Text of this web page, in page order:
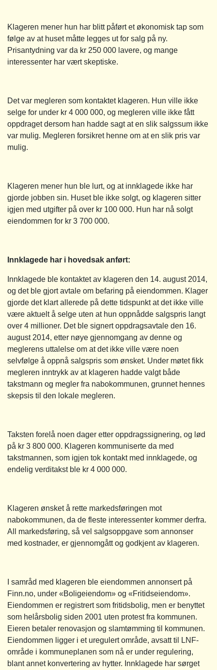
Klageren mener hun har blitt påført et økonomisk tap som
følge av at huset måtte legges ut for salg på ny.
Prisantydning var da kr 250 000 lavere, og mange
interessenter har vært skeptiske.
Det var megleren som kontaktet klageren. Hun ville ikke
selge for under kr 4 000 000, og megleren ville ikke fått
oppdraget dersom han hadde sagt at en slik salgssum ikke
var mulig. Megleren forsikret henne om at en slik pris var
mulig.
Klageren mener hun ble lurt, og at innklagede ikke har
gjorde jobben sin. Huset ble ikke solgt, og klageren sitter
igjen med utgifter på over kr 100 000. Hun har nå solgt
eiendommen for kr 3 700 000.
Innklagede har i hovedsak anført:
Innklagede ble kontaktet av klageren den 14. august 2014,
og det ble gjort avtale om befaring på eiendommen. Klager
gjorde det klart allerede på dette tidspunkt at det ikke ville
være aktuelt å selge uten at hun oppnådde salgspris langt
over 4 millioner. Det ble signert oppdragsavtale den 16.
august 2014, etter nøye gjennomgang av denne og
meglerens uttalelse om at det ikke ville være noen
selvfølge å oppnå salgspris som ønsket. Under møtet fikk
megleren inntrykk av at klageren hadde valgt både
takstmann og megler fra nabokommunen, grunnet hennes
skepsis til den lokale megleren.
Taksten forelå noen dager etter oppdragssignering, og lød
på kr 3 800 000. Klageren kommuniserte da med
takstmannen, som igjen tok kontakt med innklagede, og
endelig verditakst ble kr 4 000 000.
Klageren ønsket å rette markedsføringen mot
nabokommunen, da de fleste interessenter kommer derfra.
All markedsføring, så vel salgsoppgave som annonser
med kostnader, er gjennomgått og godkjent av klageren.
I samråd med klageren ble eiendommen annonsert på
Finn.no, under «Boligeiendom» og «Fritidseiendom».
Eiendommen er registrert som fritidsbolig, men er benyttet
som helårsbolig siden 2001 uten protest fra kommunen.
Eieren betaler renovasjon og slamtømming til kommunen.
Eiendommen ligger i et uregulert område, avsatt til LNF-
område i kommuneplanen som nå er under regulering,
blant annet konvertering av hytter. Innklagede har sørget